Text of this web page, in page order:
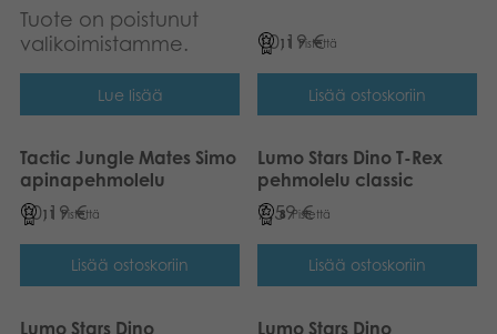
Tuote on poistunut
valikoimistamme.
Lue lisää
10,19€
11 Pistettä
Lisää ostoskoriin
Tactic Jungle Mates Simo
apinapehmolelu
10,19€
11 Pistettä
Lisää ostoskoriin
Lumo Stars Dino T-Rex
pehmolelu classic
7,59€
8 Pistettä
Lisää ostoskoriin
Lumo Stars Dino
Lumo Stars Dino